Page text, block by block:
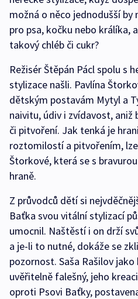
možná o něco jednodušší by
pro psa, kočku nebo králíka,
takový chléb či cukr?
Režisér Štěpán Pácl spolu s
stylizace našli. Pavlína
dětským postavám Mytyl a
naivitu, údiv i zvídavost,
či pitvoření. Jak tenká je
roztomilostí a pitvořením,
Štorkové, která se s
hraně.
Z průvodců dětí si
Baťka svou vitální stylizací
umocnil. Naštěstí i on drží
a je-li to nutné, dokáže se
pozornost. Saša Rašilov
uvěřitelně falešný, jeho
oproti Psovi Baťky,